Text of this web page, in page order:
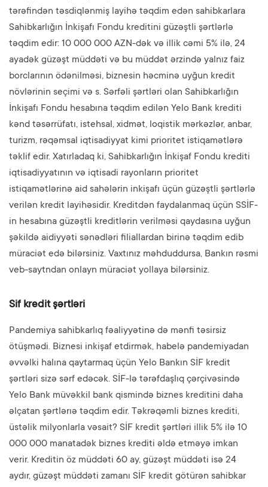
tərəfindən təsdiqlənmiş layihə təqdim edən sahibkarlara
Sahibkarlığın İnkişafı Fondu kreditini güzəştli şərtlərlə
təqdim edir: 10 000 000 AZN-dək və illik cəmi 5% ilə, 24
ayadək güzəşt müddəti və bu müddət ərzində yalnız faiz
borclarının ödənilməsi, biznesin həcminə uyğun kredit
növlərinin seçimi və s. Sərfəli şərtləri olan Sahibkarlığın
İnkişafı Fondu hesabına təqdim edilən Yelo Bank krediti
kənd təsərrüfatı, istehsal, xidmət, loqistik mərkəzlər, anbar,
turizm, rəqəmsal iqtisadiyyat kimi prioritet istiqamətlərə
təklif edir. Xatırladaq ki, Sahibkarlığın İnkişaf Fondu krediti
iqtisadiyyatının və iqtisadi rayonların prioritet
istiqamətlərinə aid sahələrin inkişafı üçün güzəştli şərtlərlə
verilən kredit layihəsidir. Kreditdən faydalanmaq üçün SSİF-
in hesabına güzəştli kreditlərin verilməsi qaydasına uyğun
şəkildə aidiyyəti sənədləri filiallardan birinə təqdim edib
müraciət edə bilərsiniz. Vaxtınız məhduddursa, Bankın rəsmi
veb-saytndan onlayn müraciət yollaya bilərsiniz.
Sif kredit şərtləri
Pandemiya sahibkarlıq fəaliyyətinə də mənfi təsirsiz
ötüşmədi. Biznesi inkişaf etdirmək, habelə pandemiyadan
əvvəlki halına qaytarmaq üçün Yelo Bankın SİF kredit
şərtləri sizə sərf edəcək. SİF-lə tərəfdaşlıq çərçivəsində
Yelo Bank müvəkkil bank qismində biznes kreditini daha
əlçatan şərtlərıə təqdim edir. Təkrəqəmli biznes krediti,
üstəlik milyonlarla vəsait? SİF kredit şərtləri illik 5% ilə 10
000 000 manatadək biznes krediti əldə etməyə imkan
verir. Kreditin öz müddəti 60 ay, güzəşt müddəti isə 24
aydır, güzəşt müddəti zamanı SİF kredit götürən sahibkar